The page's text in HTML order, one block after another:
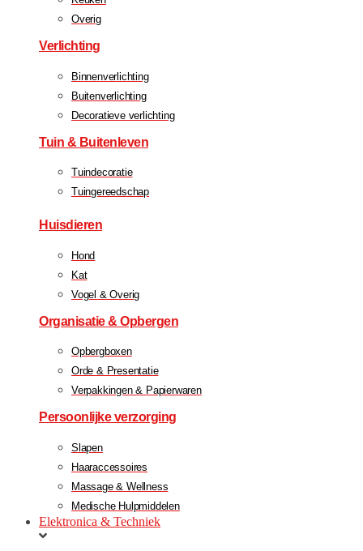
Overig
Verlichting
Binnenverlichting
Buitenverlichting
Decoratieve verlichting
Tuin & Buitenleven
Tuindecoratie
Tuingereedschap
Huisdieren
Hond
Kat
Vogel & Overig
Organisatie & Opbergen
Opbergboxen
Orde & Presentatie
Verpakkingen & Papierwaren
Persoonlijke verzorging
Slapen
Haaraccessoires
Massage & Wellness
Medische Hulpmiddelen
Elektronica & Techniek